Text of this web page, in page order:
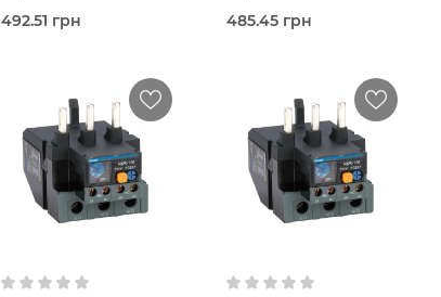
492.51 грн
Теплове
Chint
25,0 Ампер
9-13 A
IP20
В кошик
485.45 грн
Теплове
Chint
25,0 Ампер
12-18 A
IP20
В кошик